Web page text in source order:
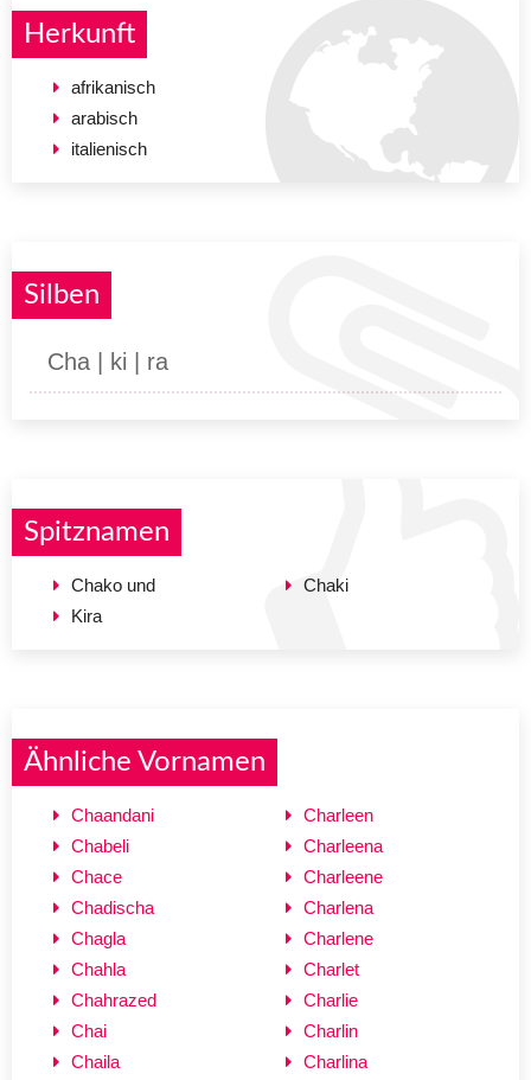
Herkunft
afrikanisch
arabisch
italienisch
Silben
Cha | ki | ra
Spitznamen
Chako und
Kira
Chaki
Ähnliche Vornamen
Chaandani
Chabeli
Chace
Chadischa
Chagla
Chahla
Chahrazed
Chai
Chaila
Charleen
Charleena
Charleene
Charlena
Charlene
Charlet
Charlie
Charlin
Charlina